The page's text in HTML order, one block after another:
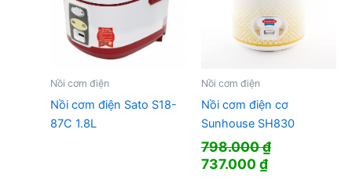
Nồi cơm điện
Nồi cơm điện Sato S18-
87C 1.8L
Nồi cơm điện
Nồi cơm điện cơ
Sunhouse SH830
798.000₫
Giá
737.000₫Giá